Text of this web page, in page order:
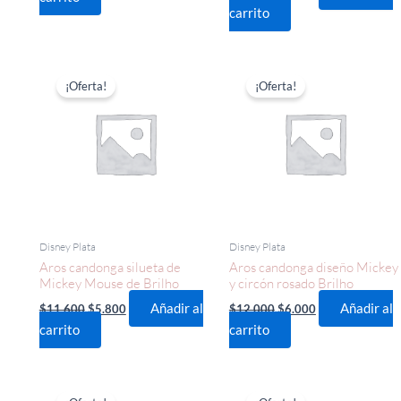
carrito
¡Oferta!
Disney Plata
Aros candonga silueta de
Mickey Mouse de Brilho
$11.600
precio
original
$11.600.
$5.800
$5.800.
Añadir al
carrito
¡Oferta!
Disney Plata
Aros candonga diseño Mickey
y circón rosado Brilho
$12.000
precio
original
$12.000.
$6.000
$6.000.
Añadir al
carrito
precio
precio